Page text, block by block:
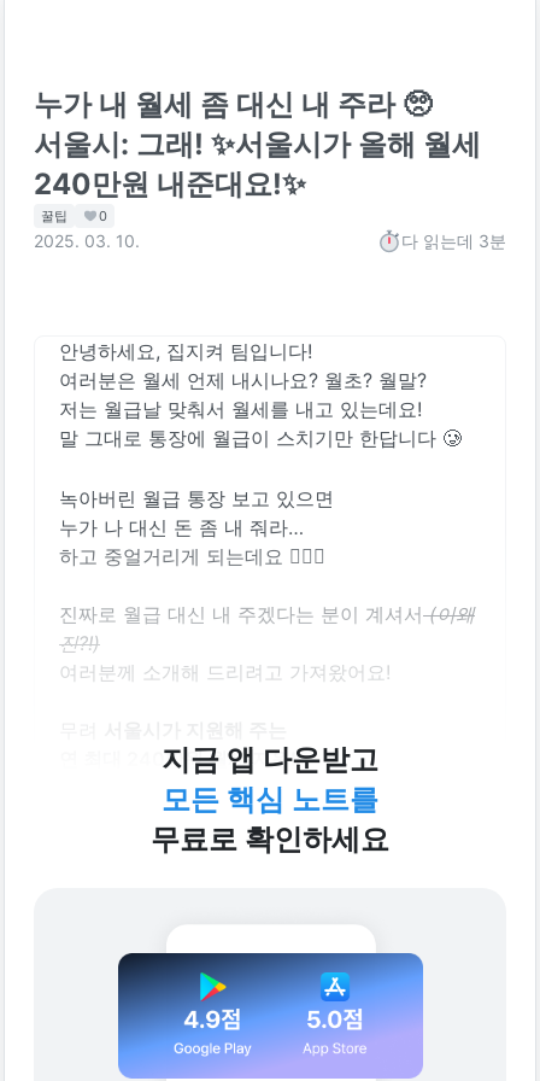
누가 내 월세 좀 대신 내 주라 🥺
서울시: 그래! ✨서울시가 올해 월세
240만원 내준대요!✨
꿀팁 0
2025. 03. 10. 다 읽는데 3분
안녕하세요, 집지켜 팀입니다!
여러분은 월세 언제 내시나요? 월초? 월말?
저는 월급날 맞춰서 월세를 내고 있는데요!
말 그대로 통장에 월급이 스치기만 한답니다 🥲
녹아버린 월급 통장 보고 있으면
누가 나 대신 돈 좀 내 줘라…
하고 중얼거리게 되는데요 🤦🏻‍♀️
진짜로 월급 대신 내 주겠다는 분이 계셔서 (이왜
진?!)
여러분께 소개해 드리려고 가져왔어요!
연 최대 240만원 월세 지원!
작년에도 이맘때쯤 신청을 받았는데요,
올해도 또 시행 예정이더라구요!
일단 작년도 기준으로 신청 조건,
지원 금액 등 자세하게 알아볼까요?
지금 앱 다운받고
모든 핵심 노트를
무료로 확인하세요